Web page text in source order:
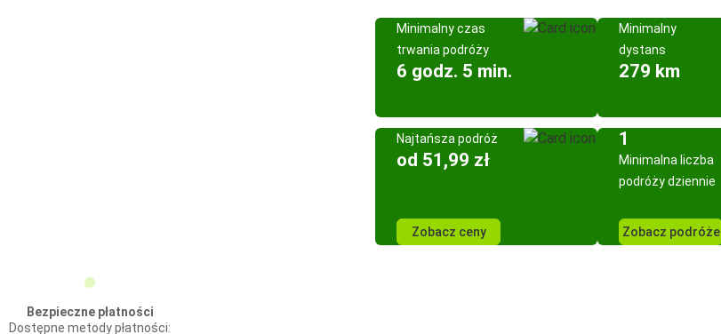
Minimalny czas
trwania podróży
6 godz. 5 min.
Minimalny
dystans
279 km
Najtańsza podróż
od 51,99 zł
Zobacz ceny
1
Minimalna liczba
podróży dziennie
Zobacz podróże
Bezpieczne płatności
Dostępne metody płatności: